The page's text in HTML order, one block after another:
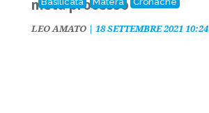
metà processo
LEO AMATO| 18 SETTEMBRE 2021 10:24